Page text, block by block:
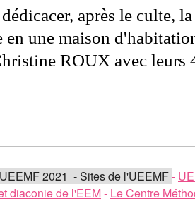
après le culte, la
une maison
ROUX avec leurs
2021 - Sites de l'UEEMF-
diaconie de l'EEM- Le Centre